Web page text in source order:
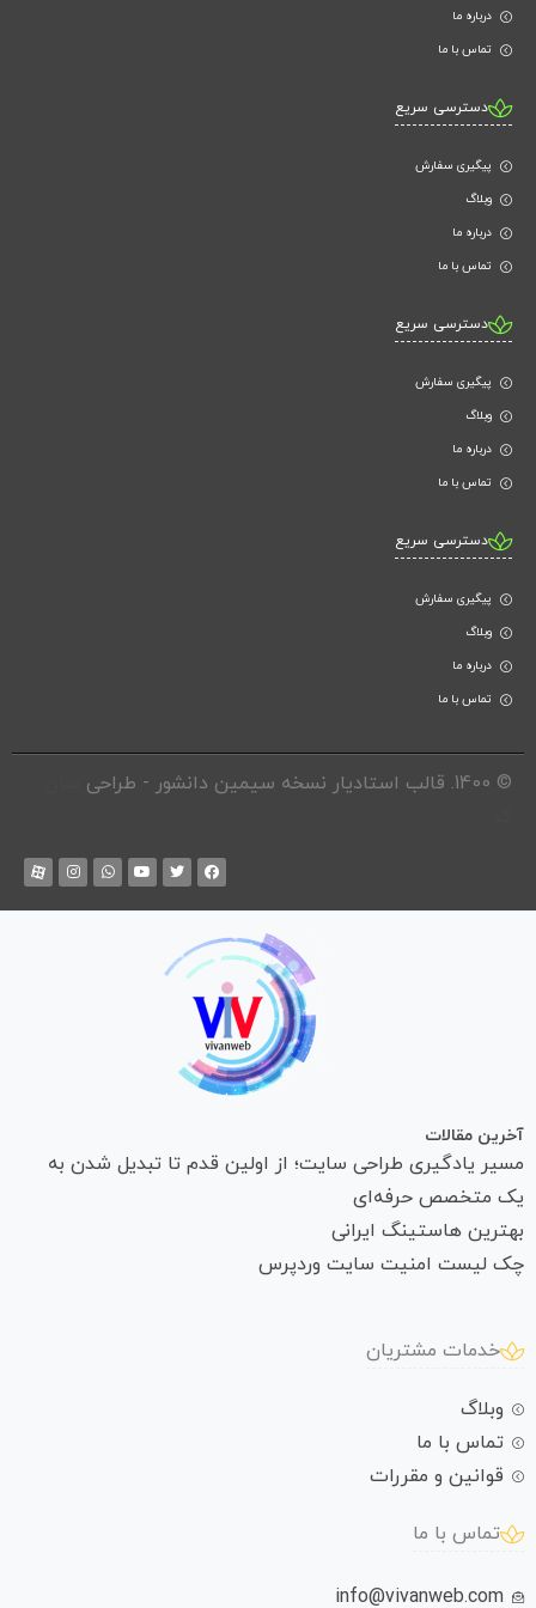
درباره ما
تماس با ما
دسترسی سریع
پیگیری سفارش
وبلاگ
درباره ما
تماس با ما
دسترسی سریع
پیگیری سفارش
وبلاگ
درباره ما
تماس با ما
دسترسی سریع
پیگیری سفارش
وبلاگ
درباره ما
تماس با ما
© 1400. قالب استادیار نسخه سیمین دانشور - طراحی
آخرین مقالات
مسیر یادگیری طراحی سایت؛ از اولین قدم تا تبدیل شدن به
یک متخصص حرفه‌ای
بهترین هاستینگ ایرانی
چک لیست امنیت سایت وردپرس
خدمات مشتریان
وبلاگ
تماس با ما
قوانین و مقررات
تماس با ما
info@vivanweb.com